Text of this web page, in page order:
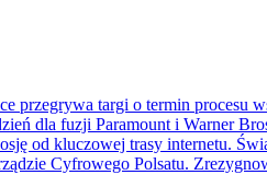
przegrywa targi o termin procesu
dla fuzji Paramount i Warner
od kluczowej trasy internetu.
Cyfrowego Polsatu.